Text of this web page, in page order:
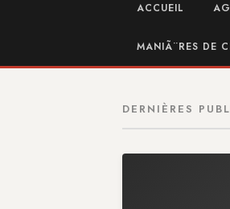
ACCUEIL
MANIÃ¨RES DE
DERNIÈRES